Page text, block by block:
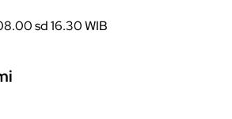
sd 16.30 WIB